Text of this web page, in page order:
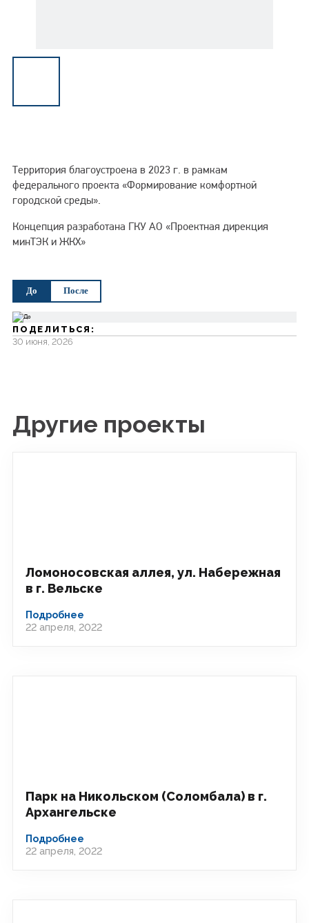
Территория благоустроена в 2023 г. в рамкам
федерального проекта «Формирование комфортной
городской среды».
Концепция разработана ГКУ АО «Проектная дирекция
минТЭК и ЖКХ»
До После
ПОДЕЛИТЬСЯ:
30 июня, 2026
Другие проекты
Ломоносовская аллея, ул. Набережная
в г. Вельске
Подробнее
22 апреля, 2022
Парк на Никольском (Соломбала) в г.
Архангельске
Подробнее
22 апреля, 2022